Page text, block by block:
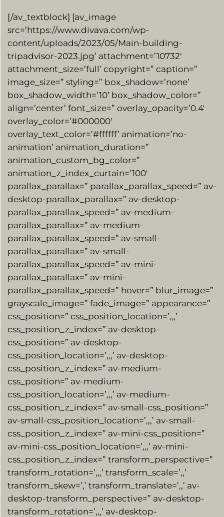
[/av_textblock] [av_image
src=’https://www.divava.com/wp-
content/uploads/2023/05/Main-building-
tripadvisor-2023.jpg’ attachment=’10732′
attachment_size=’full’ copyright=” caption=”
image_size=” styling=” box_shadow=’none’
box_shadow_width=’10’ box_shadow_color=”
align=’center’ font_size=” overlay_opacity=’0.4′
overlay_color=’#000000′
overlay_text_color=’#ffffff’ animation=’no-
animation’ animation_duration=”
animation_custom_bg_color=”
animation_z_index_curtain=’100′
parallax_parallax=” parallax_parallax_speed=” av-
desktop-parallax_parallax=” av-desktop-
parallax_parallax_speed=” av-medium-
parallax_parallax=” av-medium-
parallax_parallax_speed=” av-small-
parallax_parallax=” av-small-
parallax_parallax_speed=” av-mini-
parallax_parallax=” av-mini-
parallax_parallax_speed=” hover=” blur_image=”
grayscale_image=” fade_image=” appearance=”
css_position=” css_position_location=’,,,’
css_position_z_index=” av-desktop-
css_position=” av-desktop-
css_position_location=’,,,’ av-desktop-
css_position_z_index=” av-medium-
css_position=” av-medium-
css_position_location=’,,,’ av-medium-
css_position_z_index=” av-small-css_position=”
av-small-css_position_location=’,,,’ av-small-
css_position_z_index=” av-mini-css_position=”
av-mini-css_position_location=’,,,’ av-mini-
css_position_z_index=” transform_perspective=”
transform_rotation=’,,,’ transform_scale=’,,’
transform_skew=’,’ transform_translate=’,,’ av-
desktop-transform_perspective=” av-desktop-
transform_rotation=’,,,’ av-desktop-